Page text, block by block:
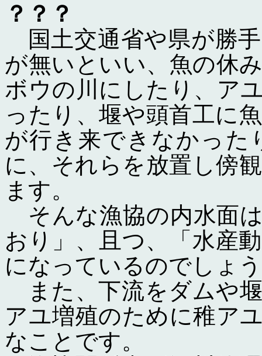
？？？
国土交通省や県が勝
が無いといい、魚の休
ボウの川にしたり、ア
ったり、堰や頭首工に
が行き来できなかった
に、それらを放置し傍
ます。
そんな漁協の内水面
おり」、且つ、「水産
になっているのでしょ
また、下流をダムや
アユ増殖のために稚ア
なことです。